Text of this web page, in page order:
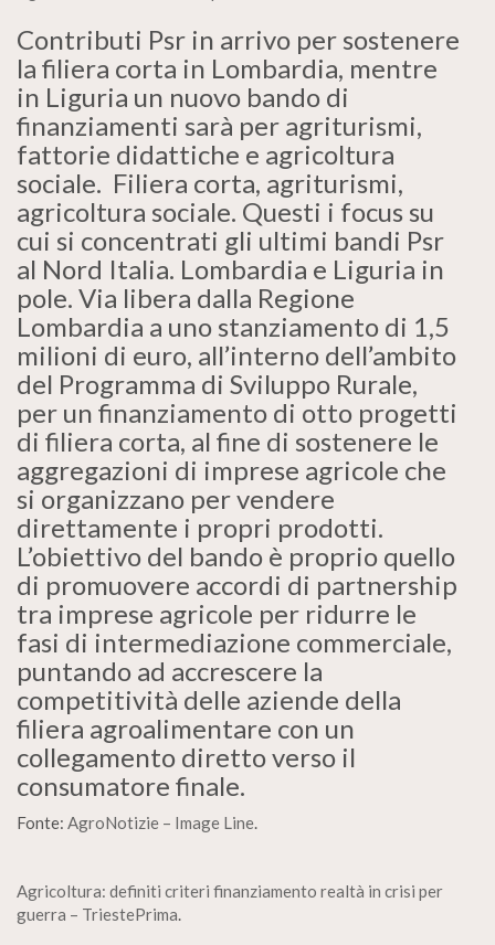
Contributi Psr in arrivo per sostenere
la filiera corta in Lombardia, mentre
in Liguria un nuovo bando di
finanziamenti sarà per agriturismi,
fattorie didattiche e agricoltura
sociale. Filiera corta, agriturismi,
agricoltura sociale. Questi i focus su
cui si concentrati gli ultimi bandi Psr
al Nord Italia. Lombardia e Liguria in
pole. Via libera dalla Regione
Lombardia a uno stanziamento di 1,5
milioni di euro, all’interno dell’ambito
del Programma di Sviluppo Rurale,
per un finanziamento di otto progetti
di filiera corta, al fine di sostenere le
aggregazioni di imprese agricole che
si organizzano per vendere
direttamente i propri prodotti.
L’obiettivo del bando è proprio quello
di promuovere accordi di partnership
tra imprese agricole per ridurre le
fasi di intermediazione commerciale,
puntando ad accrescere la
competitività delle aziende della
filiera agroalimentare con un
collegamento diretto verso il
consumatore finale.
Fonte: AgroNotizie – Image Line.
Agricoltura: definiti criteri finanziamento realtà in crisi per
guerra – TriestePrima.